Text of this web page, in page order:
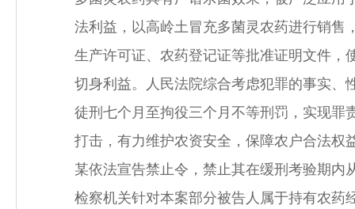
法利益，以高岭土冒充多菌灵农药进行销售
生产许可证、农药登记证等批准证明文件，
切身利益。人民法院综合考虑犯罪的事实、
徒刑七个月至拘役三个月不等刑罚，实现罪
打击，有力维护农资安全，保障农户合法权
某依法宣告禁止令，禁止其在缓刑考验期
检察机关针对本案部分被告人属于持有农药